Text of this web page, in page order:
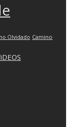
Olvidado Camino